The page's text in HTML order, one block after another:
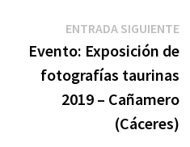
ENTRADA SIGUIENTE
Evento: Exposición de
fotografías taurinas
2019 – Cañamero
(Cáceres)